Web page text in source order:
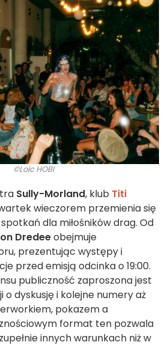
©Loïc HOBI
Sully-Morland, klub Titi
wieczorem przemienia się
dla miłośników drag. Od
Dredeeobejmuje
prezentując występy i
przed emisją odcinka o 19:00.
publiczność zaproszona jest
o dyskusję i kolejne numery aż
pokazem a
format ten pozwala
innych warunkach niż w